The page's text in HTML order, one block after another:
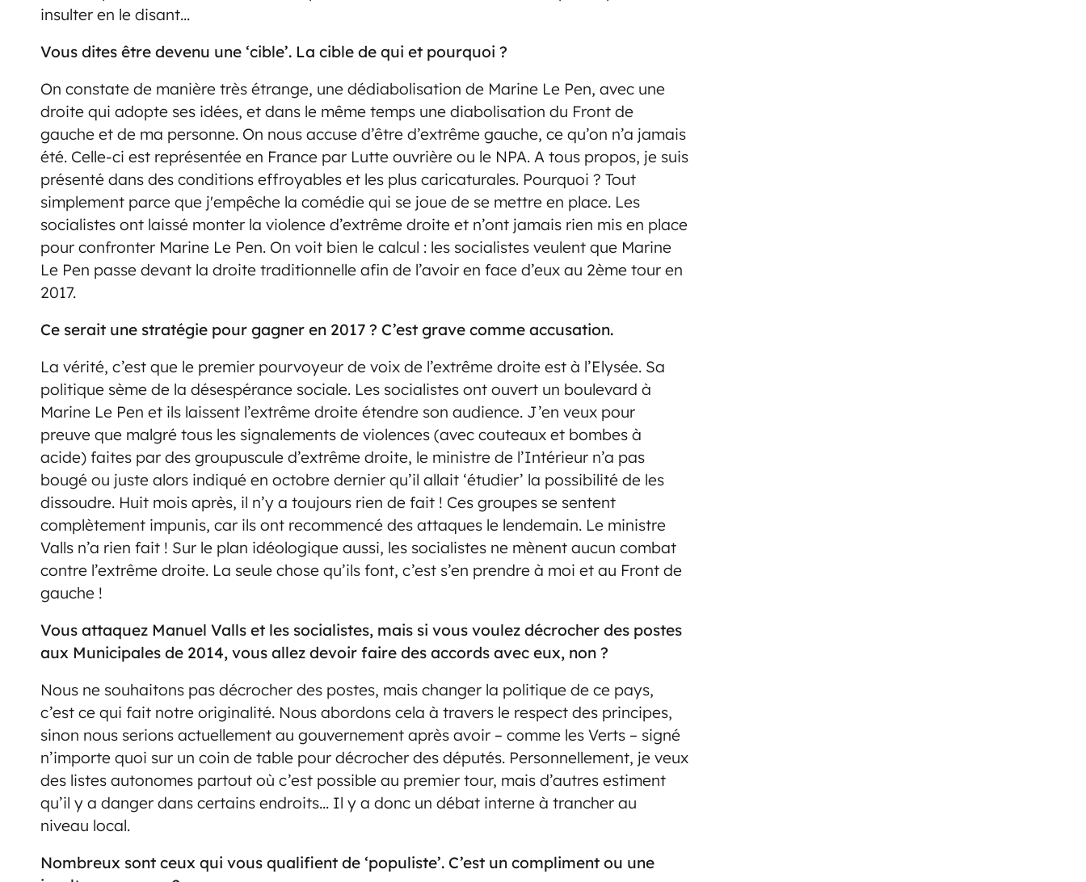
insulter en le disant…
Vous dites être devenu une ‘cible’. La cible de qui et pourquoi ?
On constate de manière très étrange, une dédiabolisation de Marine Le Pen, avec une
droite qui adopte ses idées, et dans le même temps une diabolisation du Front de
gauche et de ma personne. On nous accuse d’être d’extrême gauche, ce qu’on n’a jamais
été. Celle-ci est représentée en France par Lutte ouvrière ou le NPA. A tous propos, je suis
présenté dans des conditions effroyables et les plus caricaturales. Pourquoi ? Tout
simplement parce que j'empêche la comédie qui se joue de se mettre en place. Les
socialistes ont laissé monter la violence d’extrême droite et n’ont jamais rien mis en place
pour confronter Marine Le Pen. On voit bien le calcul : les socialistes veulent que Marine
Le Pen passe devant la droite traditionnelle afin de l’avoir en face d’eux au 2ème tour en
2017.
Ce serait une stratégie pour gagner en 2017 ? C’est grave comme accusation.
La vérité, c’est que le premier pourvoyeur de voix de l’extrême droite est à l’Elysée. Sa
politique sème de la désespérance sociale. Les socialistes ont ouvert un boulevard à
Marine Le Pen et ils laissent l’extrême droite étendre son audience. J’en veux pour
preuve que malgré tous les signalements de violences (avec couteaux et bombes à
acide) faites par des groupuscule d’extrême droite, le ministre de l’Intérieur n’a pas
bougé ou juste alors indiqué en octobre dernier qu’il allait ‘étudier’ la possibilité de les
dissoudre. Huit mois après, il n’y a toujours rien de fait ! Ces groupes se sentent
complètement impunis, car ils ont recommencé des attaques le lendemain. Le ministre
Valls n’a rien fait ! Sur le plan idéologique aussi, les socialistes ne mènent aucun combat
contre l’extrême droite. La seule chose qu’ils font, c’est s’en prendre à moi et au Front de
gauche !
Vous attaquez Manuel Valls et les socialistes, mais si vous voulez décrocher des postes
aux Municipales de 2014, vous allez devoir faire des accords avec eux, non ?
Nous ne souhaitons pas décrocher des postes, mais changer la politique de ce pays,
c’est ce qui fait notre originalité. Nous abordons cela à travers le respect des principes,
sinon nous serions actuellement au gouvernement après avoir – comme les Verts – signé
n’importe quoi sur un coin de table pour décrocher des députés. Personnellement, je veux
des listes autonomes partout où c’est possible au premier tour, mais d’autres estiment
qu’il y a danger dans certains endroits… Il y a donc un débat interne à trancher au
niveau local.
Nombreux sont ceux qui vous qualifient de ‘populiste’. C’est un compliment ou une